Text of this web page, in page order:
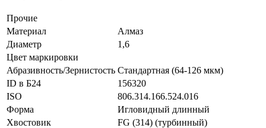
Прочие
Материал
Алмаз
Диаметр
1,6
Цвет маркировки
Абразивность/Зернистость Стандартная (64-126 мкм)
ID в Б24
156320
ISO
806.314.166.524.016
Форма
Игловидный длинный
Хвостовик
FG (314) (турбинный)